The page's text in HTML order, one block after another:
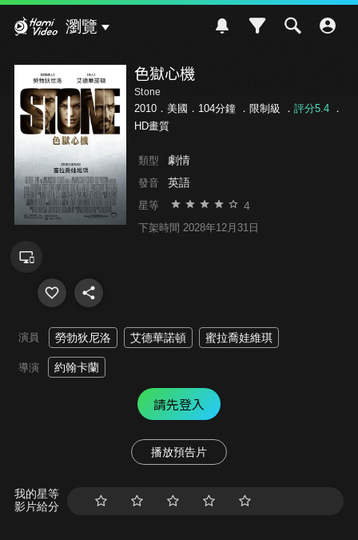
瀏覽
色獄心機
Stone
2010．美國．104分鐘 ． 限制級 ． 評分5.4．
HD畫質
類型 劇情
發音 英語
星等 4
下架時間 2028年12月31日
演員 勞勃狄尼洛 艾德華諾頓 蜜拉喬娃維琪
導演 約翰卡蘭
請先登入
播放預告片
我的星等
影片給分